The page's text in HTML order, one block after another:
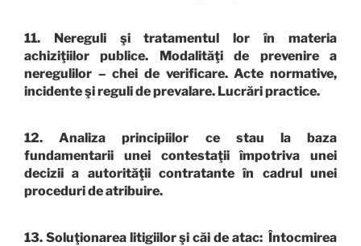
11. Nereguli şi tratamentul lor în materia
achiziţiilor publice. Modalităţi de prevenire a
neregulilor – chei de verificare. Acte normative,
incidente şi reguli de prevalare. Lucrări practice.
12. Analiza principiilor ce stau la baza
fundamentarii unei contestaţii împotriva unei
decizii a autorităţii contratante în cadrul unei
proceduri de atribuire.
13. Soluţionarea litigiilor şi căi de atac: Întocmirea